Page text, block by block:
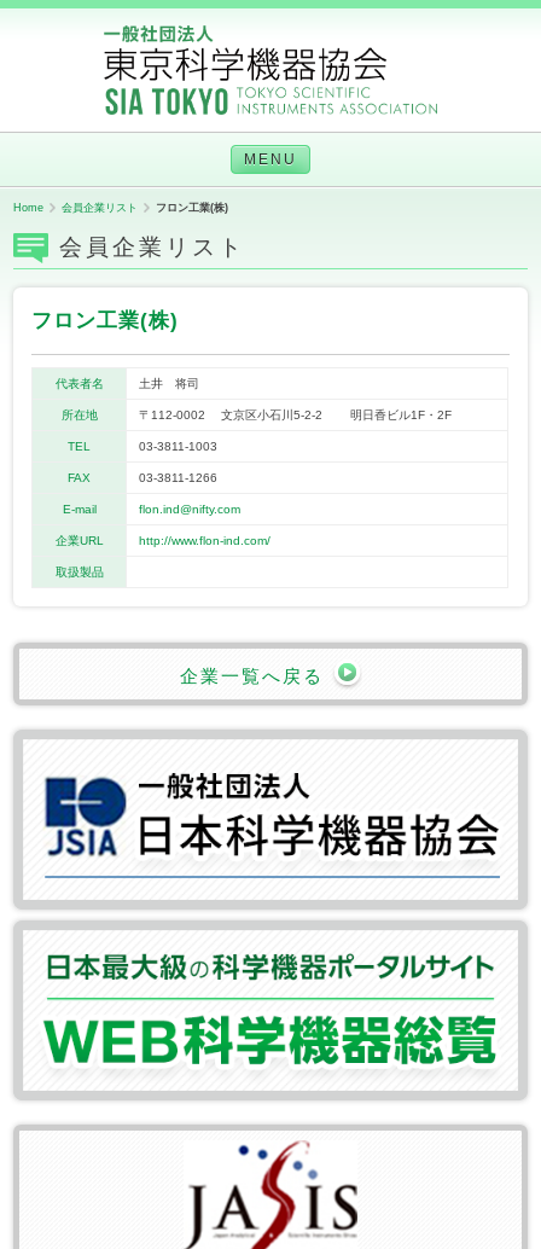
MENU
Home 会員企業リスト フロン工業(株)
会員企業リスト
フロン工業(株)
代表者名 土井 将司
所在地 〒112-0002 文京区小石川5-2-2 明日香ビル1F・2F
TEL 03-3811-1003
FAX 03-3811-1266
E-mail flon.ind@nifty.com
企業URL http://www.flon-ind.com/
取扱製品
企業一覧へ戻る